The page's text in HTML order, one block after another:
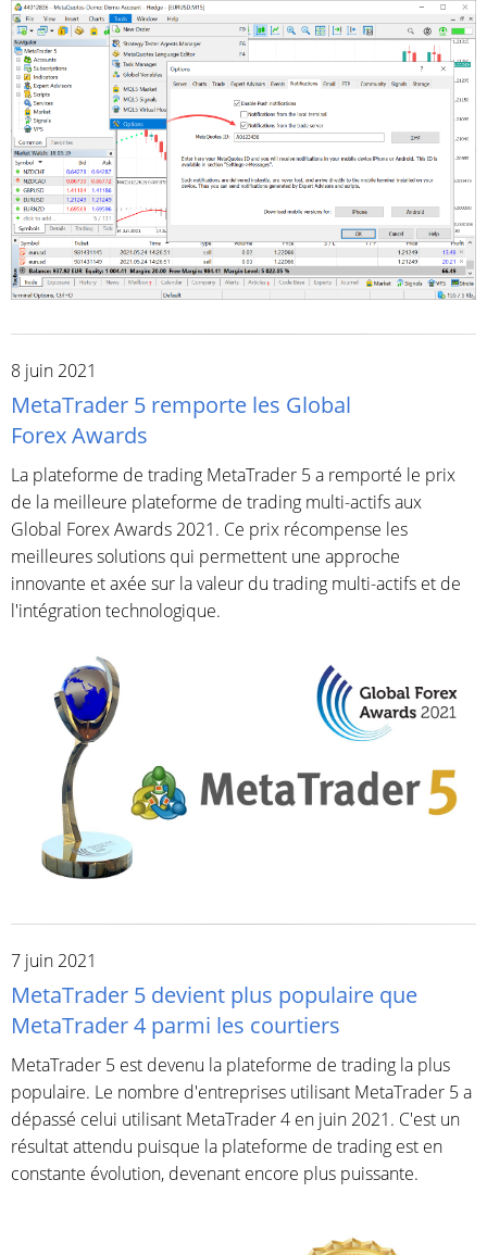
8 juin 2021
MetaTrader 5 remporte les Global
Forex Awards
La plateforme de trading MetaTrader 5 a remporté le prix
de la meilleure plateforme de trading multi-actifs aux
Global Forex Awards 2021. Ce prix récompense les
meilleures solutions qui permettent une approche
innovante et axée sur la valeur du trading multi-actifs et de
l'intégration technologique.
7 juin 2021
MetaTrader 5 devient plus populaire que
MetaTrader 4 parmi les courtiers
MetaTrader 5 est devenu la plateforme de trading la plus
populaire. Le nombre d'entreprises utilisant MetaTrader 5 a
dépassé celui utilisant MetaTrader 4 en juin 2021. C'est un
résultat attendu puisque la plateforme de trading est en
constante évolution, devenant encore plus puissante.